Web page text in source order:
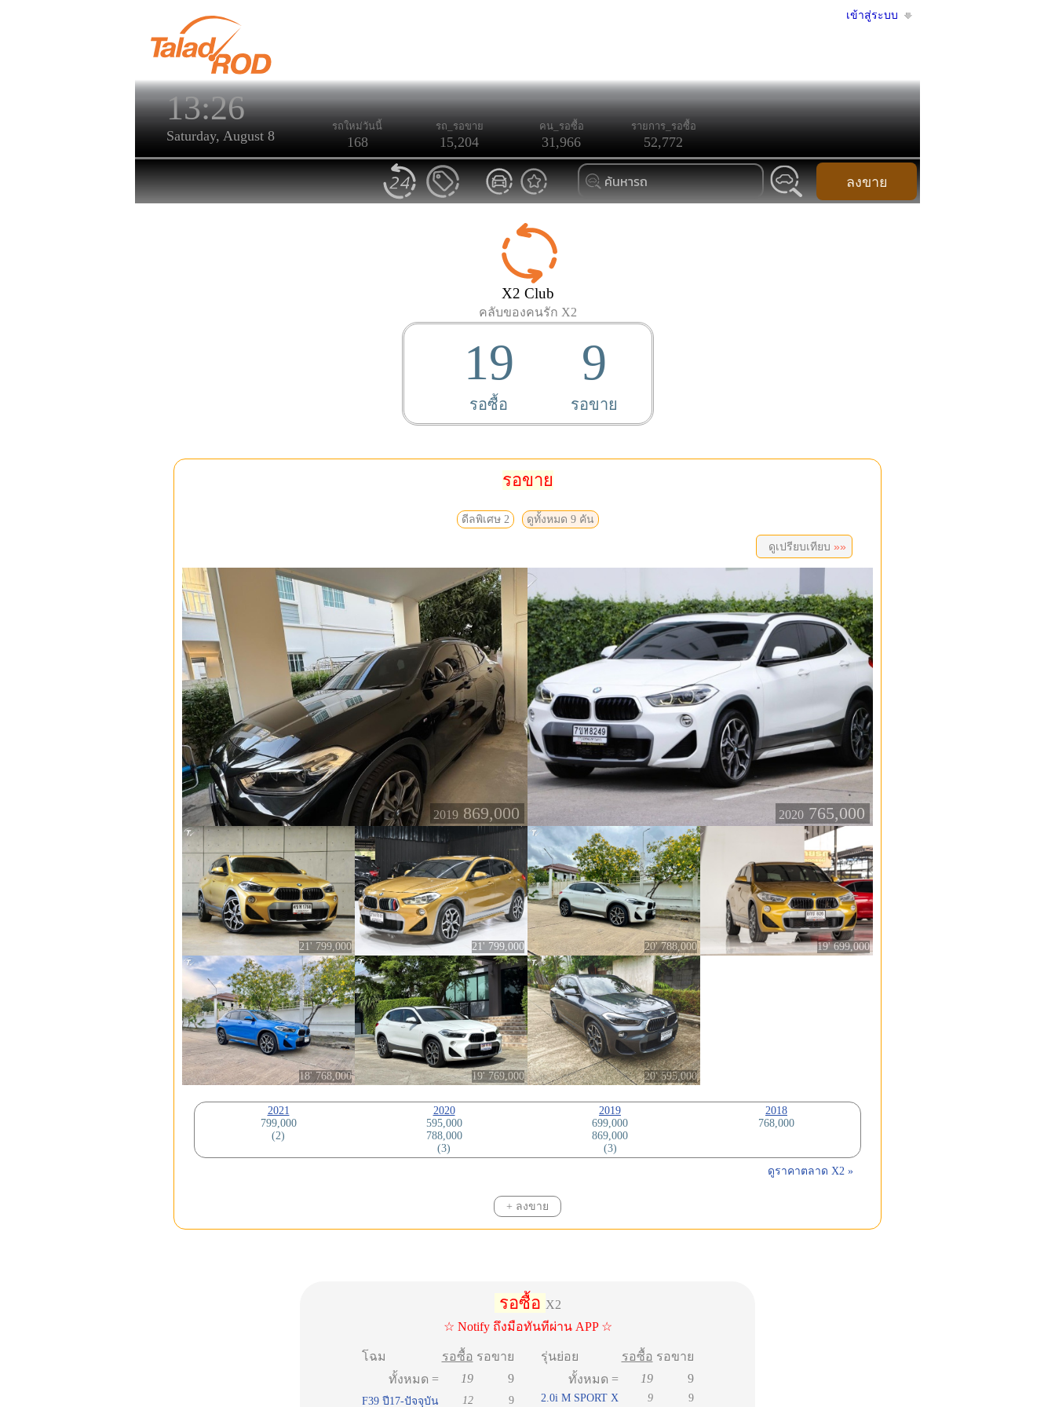
เข้าสู่ระบบ
13:26
Saturday, August 8
รถใหม่วันนี้
168
รถ_รอขาย
15,204
คน_รอซื้อ
31,966
รายการ_รอซื้อ
52,772
ลงขาย
X2 Club
คลับของคนรัก X2
19
รอซื้อ
9
รอขาย
รอขาย
ดีลพิเศษ 2 ดูทั้งหมด 9 คัน
ดูเปรียบเทียบ »»
2019 869,000 2020 765,000
21' 799,000 21' 799,000 20' 788,000 19' 699,000
18' 768,000 19' 769,000 20' 595,000
2021
799,000
(2)
2020
595,000
788,000
(3)
2019
699,000
869,000
(3)
2018
768,000
ดูราคาตลาด X2 »
+ ลงขาย
รอซื้อ X2
☆ Notify ถึงมือทันทีผ่าน APP ☆
โฉม รอซื้อ รอขาย
ทั้งหมด =
19 9
F39 ปี17-ปัจจุบัน 12 9
รุ่นย่อย รอซื้อ รอขาย
ทั้งหมด =
19 9
2.0i M SPORT X 9 9